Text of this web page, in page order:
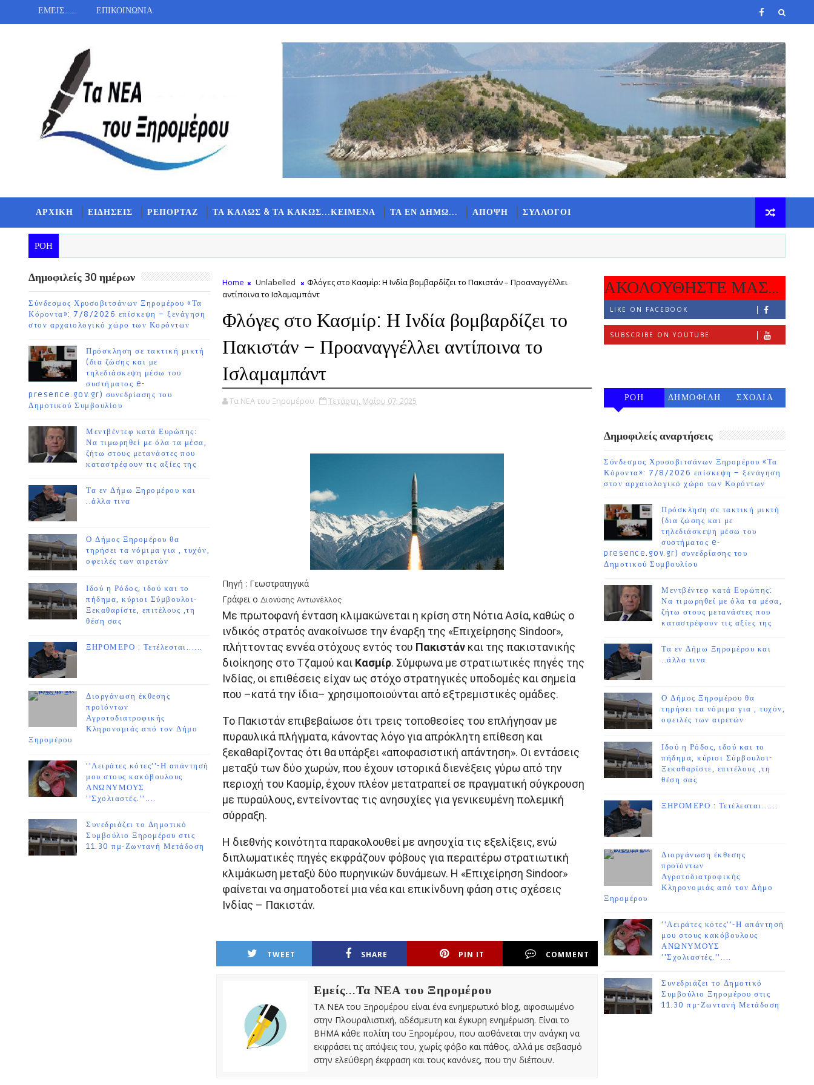
ΕΜΕΙΣ....... ΕΠΙΚΟΙΝΩΝΙΑ
ΑΡΧΙΚΗ ΕΙΔΗΣΕΙΣ ΡΕΠΟΡΤΑΖ ΤΑ ΚΑΛΩΣ & ΤΑ ΚΑΚΩΣ...ΚΕΙΜΕΝΑ ΤΑ ΕΝ ΔΗΜΩ... ΑΠΟΨΗ ΣΥΛΛΟΓΟΙ
ΡΟΗ
Δημοφιλείς 30 ημέρων
Σύνδεσμος Χρυσοβιτσάνων Ξηρομέρου «Τα
Κόροντα»: 7/8/2026 επίσκεψη – ξενάγηση
στον αρχαιολογικό χώρο των Κορόντων
Πρόσκληση σε τακτική μικτή
(δια ζώσης και με
τηλεδιάσκεψη μέσω του
συστήματος e-
presence.gov.gr) συνεδρίασης του
Δημοτικού Συμβουλίου
Μεντβέντεφ κατά Ευρώπης:
Να τιμωρηθεί με όλα τα μέσα,
ζήτω στους μετανάστες που
καταστρέφουν τις αξίες της
Τα εν Δήμω Ξηρομέρου και
..άλλα τινα
Ο Δήμος Ξηρομέρου θα
τηρήσει τα νόμιμα για , τυχόν,
οφειλές των αιρετών
Ιδού η Ρόδος, ιδού και το
πήδημα, κύριοι Σύμβουλοι-
Ξεκαθαρίστε, επιτέλους ,τη
θέση σας
ΞΗΡΟΜΕΡΟ : Τετέλεσται......
Διοργάνωση έκθεσης
προϊόντων
Αγροτοδιατροφικής
Κληρονομιάς από τον Δήμο
Ξηρομέρου
''Λειράτες κότες''-Η απάντησή
μου στους κακόβουλους
ΑΝΩΝΥΜΟΥΣ
''Σχολιαστές.''....
Συνεδριάζει το Δημοτικό
Συμβούλιο Ξηρομέρου στις
11.30 πμ-Ζωντανή Μετάδοση
Home Unlabelled
Φλόγες στο Κασμίρ: Η Ινδία βομβαρδίζει το Πακιστάν – Προαναγγέλλει
αντίποινα το Ισλαμαμπάντ
Φλόγες στο Κασμίρ: Η Ινδία βομβαρδίζει το
Πακιστάν – Προαναγγέλλει αντίποινα το
Ισλαμαμπάντ
Τα ΝΕΑ του Ξηρομέρου Τετάρτη, Μαΐου 07, 2025
Πηγή : Γεωστρατηγικά
Γράφει ο Διονύσης Αντωνέλλος
Με πρωτοφανή ένταση κλιμακώνεται η κρίση στη Νότια Ασία, καθώς ο
ινδικός στρατός ανακοίνωσε την έναρξη της «Επιχείρησης Sindoor»,
πλήττοντας εννέα στόχους εντός του Πακιστάν και της πακιστανικής
διοίκησης στο Τζαμού και Κασμίρ. Σύμφωνα με στρατιωτικές πηγές της
Ινδίας, οι επιθέσεις είχαν ως στόχο στρατηγικές υποδομές και σημεία
που –κατά την ίδια– χρησιμοποιούνται από εξτρεμιστικές ομάδες.
Το Πακιστάν επιβεβαίωσε ότι τρεις τοποθεσίες του επλήγησαν με
πυραυλικά πλήγματα, κάνοντας λόγο για απρόκλητη επίθεση και
ξεκαθαρίζοντας ότι θα υπάρξει «αποφασιστική απάντηση». Οι εντάσεις
μεταξύ των δύο χωρών, που έχουν ιστορικά διενέξεις γύρω από την
περιοχή του Κασμίρ, έχουν πλέον μετατραπεί σε πραγματική σύγκρουση
με πυραύλους, εντείνοντας τις ανησυχίες για γενικευμένη πολεμική
σύρραξη.
Η διεθνής κοινότητα παρακολουθεί με ανησυχία τις εξελίξεις, ενώ
διπλωματικές πηγές εκφράζουν φόβους για περαιτέρω στρατιωτική
κλιμάκωση μεταξύ δύο πυρηνικών δυνάμεων. Η «Επιχείρηση Sindoor»
φαίνεται να σηματοδοτεί μια νέα και επικίνδυνη φάση στις σχέσεις
Ινδίας – Πακιστάν.
TWEET SHARE PIN IT COMMENT
Εμείς...Τα ΝΕΑ του Ξηρομέρου
ΤΑ ΝΕΑ του Ξηρομέρου είναι ένα ενημερωτικό blog, αφοσιωμένο
στην Πλουραλιστική, αδέσμευτη και έγκυρη ενημέρωση. Είναι το
ΒΗΜΑ κάθε πολίτη του Ξηρομέρου, που αισθάνεται την ανάγκη να
εκφράσει τις απόψεις του, χωρίς φόβο και πάθος, αλλά με σεβασμό
στην ελεύθερη έκφραση και τους κανόνες, που την διέπουν.
ΑΚΟΛΟΥΘΗΣΤΕ ΜΑΣ...
LIKE ON FACEBOOK
SUBSCRIBE ON YOUTUBE
ΡΟΗ
ΔΗΜΟΦΙΛΗ
ΣΧΟΛΙΑ
Δημοφιλείς αναρτήσεις
Σύνδεσμος Χρυσοβιτσάνων Ξηρομέρου «Τα
Κόροντα»: 7/8/2026 επίσκεψη – ξενάγηση
στον αρχαιολογικό χώρο των Κορόντων
Πρόσκληση σε τακτική μικτή
(δια ζώσης και με
τηλεδιάσκεψη μέσω του
συστήματος e-
presence.gov.gr) συνεδρίασης του
Δημοτικού Συμβουλίου
Μεντβέντεφ κατά Ευρώπης:
Να τιμωρηθεί με όλα τα μέσα,
ζήτω στους μετανάστες που
καταστρέφουν τις αξίες της
Τα εν Δήμω Ξηρομέρου και
..άλλα τινα
Ο Δήμος Ξηρομέρου θα
τηρήσει τα νόμιμα για , τυχόν,
οφειλές των αιρετών
Ιδού η Ρόδος, ιδού και το
πήδημα, κύριοι Σύμβουλοι-
Ξεκαθαρίστε, επιτέλους ,τη
θέση σας
ΞΗΡΟΜΕΡΟ : Τετέλεσται......
Διοργάνωση έκθεσης
προϊόντων
Αγροτοδιατροφικής
Κληρονομιάς από τον Δήμο
Ξηρομέρου
''Λειράτες κότες''-Η απάντησή
μου στους κακόβουλους
ΑΝΩΝΥΜΟΥΣ
''Σχολιαστές.''....
Συνεδριάζει το Δημοτικό
Συμβούλιο Ξηρομέρου στις
11.30 πμ-Ζωντανή Μετάδοση